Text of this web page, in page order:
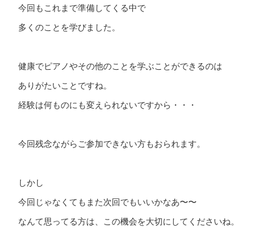
今回もこれまで準備してくる中で
多くのことを学びました。
健康でピアノやその他のことを学ぶことができるのは
ありがたいことですね。
経験は何ものにも変えられないですから・・・
今回残念ながらご参加できない方もおられます。
しかし
今回じゃなくてもまた次回でもいいかなあ〜〜
なんて思ってる方は、この機会を大切にしてくださいね。